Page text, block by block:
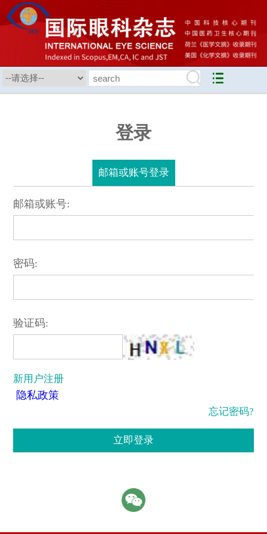
登录
邮箱或账号登录
邮箱或账号:
密码:
验证码:
新用户注册
隐私政策
忘记密码?
立即登录